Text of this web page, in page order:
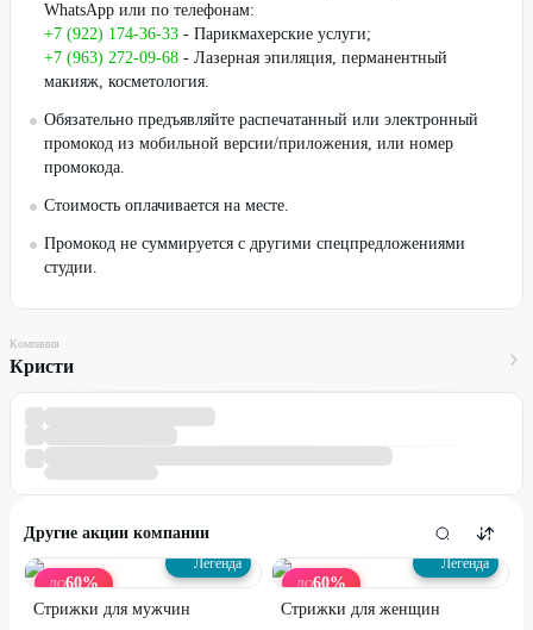
WhatsApp или по телефонам:
+7 (922) 174-36-33 - Парикмахерские услуги;
+7 (963) 272-09-68 - Лазерная эпиляция, перманентный
макияж, косметология.
Обязательно предъявляйте распечатанный или электронный
промокод из мобильной версии/приложения, или номер
промокода.
Стоимость оплачивается на месте.
Промокод не суммируется с другими спецпредложениями
студии.
Компания
Кристи
Другие акции компании
ДО60%
Легенда
Стрижки для мужчин
ДО60%
Легенда
Стрижки для женщин